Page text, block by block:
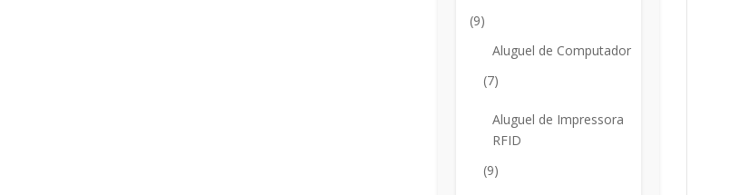
(9)
Aluguel de Computador
(7)
Aluguel de Impressora
RFID
(9)